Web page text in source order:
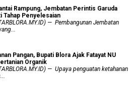
Rampung, Jembatan Perintis Garuda
Tahap Penyelesaian
— Pembangunan Jembatan
Pangan, Bupati Blora Ajak Fatayat NU
Organik
— Upaya penguatan ketahanan